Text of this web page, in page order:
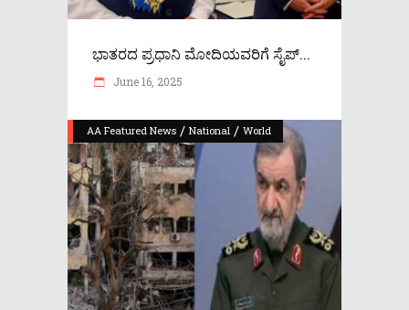
ಭಾತರದ ಪ್ರಧಾನಿ ಮೋದಿಯವರಿಗೆ ಸೈಪ್...
June 16, 2025
AA Featured News / National / World